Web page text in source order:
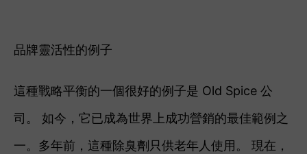
品牌靈活性的例子
這種戰略平衡的一個很好的例子是 Old Spice 公
司。 如今，它已成為世界上成功營銷的最佳範例之
一。 多年前，這種除臭劑只供老年人使用。 現在，